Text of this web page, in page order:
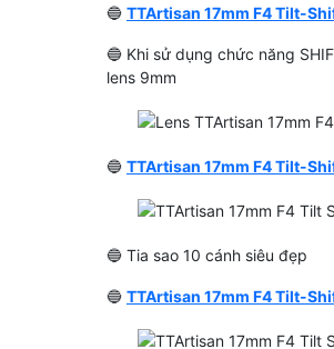
🔵 TTArtisan 17mm F4 Tilt-
🔵 Khi sử dụng chức năng
lens 9mm
🔵 TTArtisan 17mm F4 Tilt-
🔵 Tia sao 10 cánh siêu đẹp
🔵 TTArtisan 17mm F4 Tilt-